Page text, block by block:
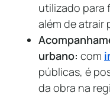
utilizado para
além de atrair
urbano: com
públicas, é
da obra na